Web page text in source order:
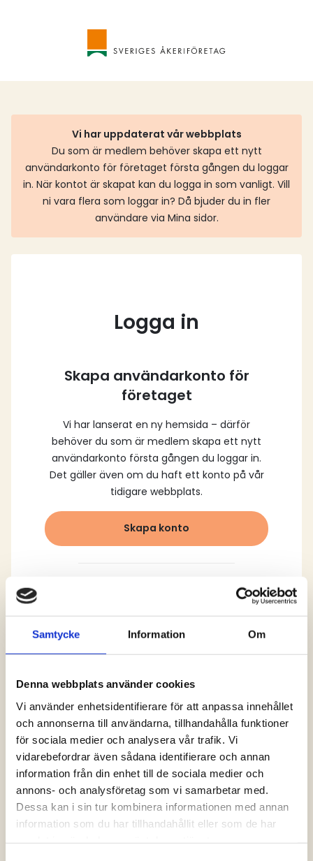
Samtycke Information Om
Denna webbplats använder cookies
Vi använder enhetsidentifierare för att anpassa innehållet
och annonserna till användarna, tillhandahålla funktioner
för sociala medier och analysera vår trafik. Vi
vidarebefordrar även sådana identifierare och annan
information från din enhet till de sociala medier och
annons- och analysföretag som vi samarbetar med.
Dessa kan i sin tur kombinera informationen med annan
information som du har tillhandahållit eller som de har
Vi har uppdaterat vår webbplats
Du som är medlem behöver skapa ett nytt
användarkonto för företaget första gången du loggar
in. När kontot är skapat kan du logga in som vanligt. Vill
ni vara flera som loggar in? Då bjuder du in fler
användare via Mina sidor.
Logga in
Skapa användarkonto för
företaget
Vi har lanserat en ny hemsida – därför
behöver du som är medlem skapa ett nytt
användarkonto första gången du loggar in.
Det gäller även om du haft ett konto på vår
tidigare webbplats.
Skapa konto
Logga in och ta del av allt som vår hemsida
har att erbjuda. Saknar du dina uppgifter?
lösenord” alternativt kontakta oss så hjälper
vi dig!
Logga in